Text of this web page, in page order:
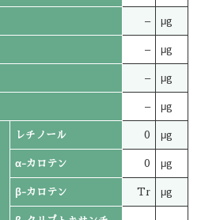
– μg
– μg
– μg
– μg
レチノール 0 μg
α-カロテン 0 μg
β-カロテン Tr μg